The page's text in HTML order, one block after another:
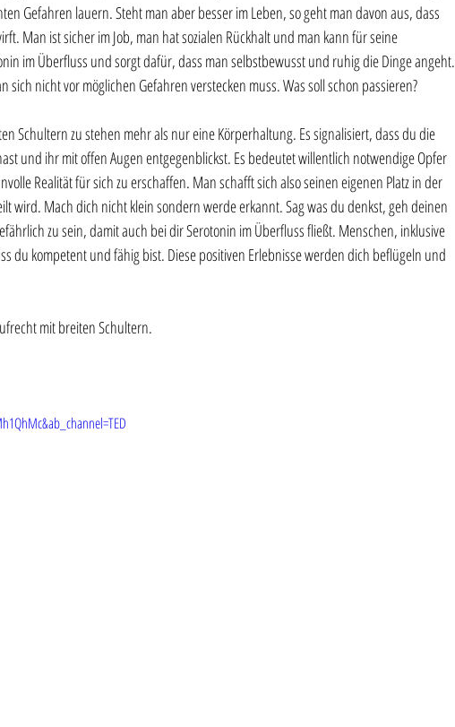
Gefahren lauern. Steht man aber besser im Leben, so geht man davon aus, dass
Man ist sicher im Job, man hat sozialen Rückhalt und man kann für seine
im Überfluss und sorgt dafür, dass man selbstbewusst und ruhig die Dinge angeht.
nicht vor möglichen Gefahren verstecken muss. Was soll schon passieren?
Schultern zu stehen mehr als nur eine Körperhaltung. Es signalisiert, dass du die
und ihr mit offen Augen entgegenblickst. Es bedeutet willentlich notwendige Opfer
Realität für sich zu erschaffen. Man schafft sich also seinen eigenen Platz in der
wird. Mach dich nicht klein sondern werde erkannt. Sag was du denkst, geh deinen
zu sein, damit auch bei dir Serotonin im Überfluss fließt. Menschen, inklusive
du kompetent und fähig bist. Diese positiven Erlebnisse werden dich beflügeln und
mit breiten Schultern.